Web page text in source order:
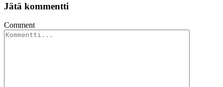
Jätä kommentti
Comment